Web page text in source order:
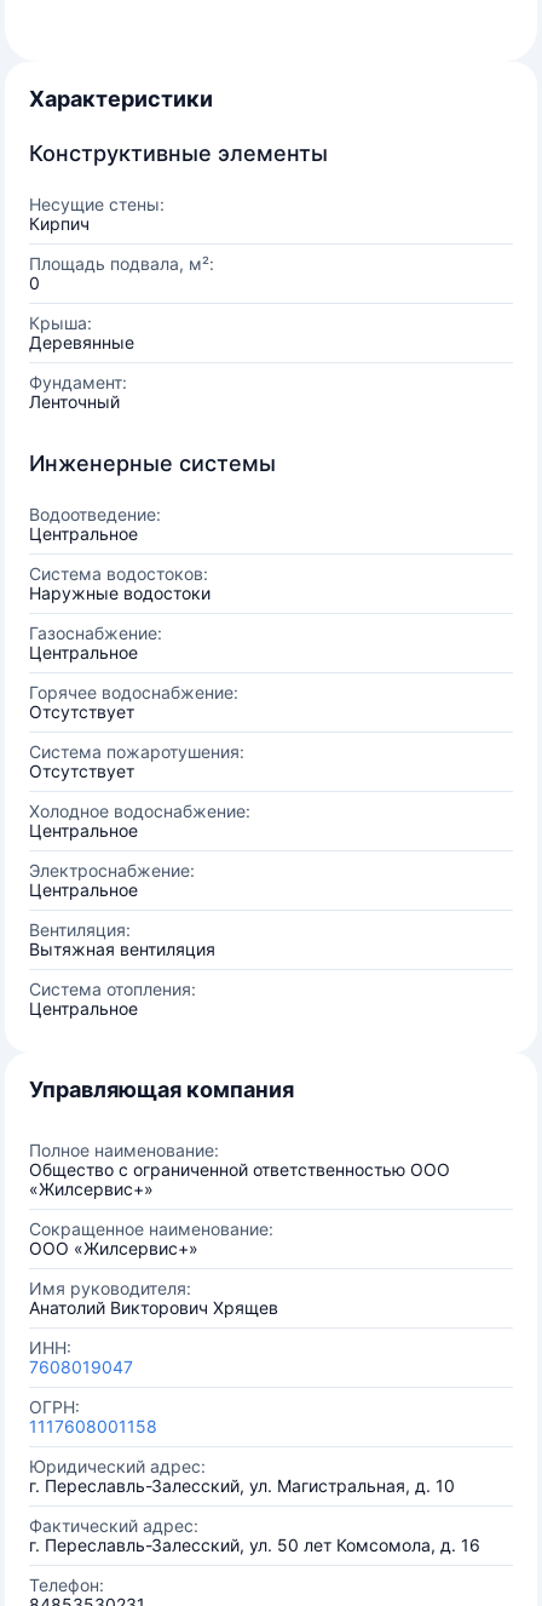
Характеристики
Конструктивные элементы
Несущие стены:
Кирпич
Площадь подвала, м²:
0
Крыша:
Деревянные
Фундамент:
Ленточный
Инженерные системы
Водоотведение:
Центральное
Система водостоков:
Наружные водостоки
Газоснабжение:
Центральное
Горячее водоснабжение:
Отсутствует
Система пожаротушения:
Отсутствует
Холодное водоснабжение:
Центральное
Электроснабжение:
Центральное
Вентиляция:
Вытяжная вентиляция
Система отопления:
Центральное
Управляющая компания
Полное наименование:
Общество с ограниченной ответственностью ООО
«Жилсервис+»
Сокращенное наименование:
ООО «Жилсервис+»
Имя руководителя:
Анатолий Викторович Хрящев
ИНН:
7608019047
ОГРН:
1117608001158
Юридический адрес:
г. Переславль-Залесский, ул. Магистральная, д. 10
Фактический адрес:
г. Переславль-Залесский, ул. 50 лет Комсомола, д. 16
Телефон: